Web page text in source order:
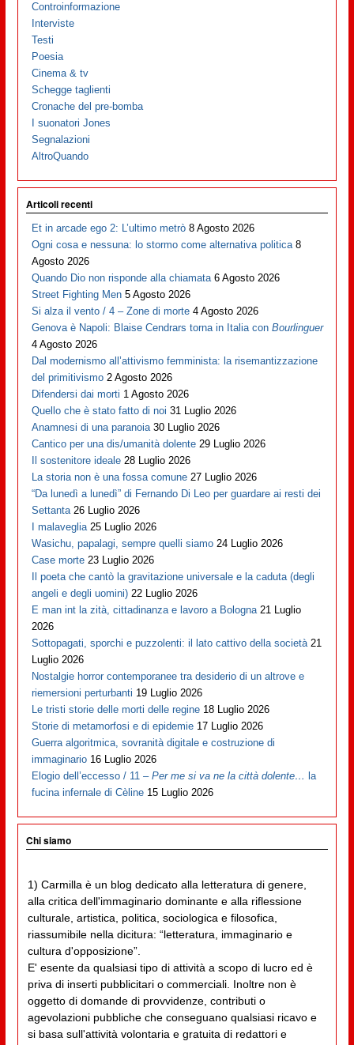
Controinformazione
Interviste
Testi
Poesia
Cinema & tv
Schegge taglienti
Cronache del pre-bomba
I suonatori Jones
Segnalazioni
AltroQuando
Articoli recenti
Et in arcade ego 2: L’ultimo metrò 8 Agosto 2026
Ogni cosa e nessuna: lo stormo come alternativa politica 8
Agosto 2026
Quando Dio non risponde alla chiamata 6 Agosto 2026
Street Fighting Men 5 Agosto 2026
Si alza il vento / 4 – Zone di morte 4 Agosto 2026
Genova è Napoli: Blaise Cendrars torna in Italia conBourlinguer
4 Agosto 2026
Dal modernismo all’attivismo femminista: la risemantizzazione
del primitivismo 2 Agosto 2026
Difendersi dai morti 1 Agosto 2026
Quello che è stato fatto di noi 31 Luglio 2026
Anamnesi di una paranoia 30 Luglio 2026
Cantico per una dis/umanità dolente 29 Luglio 2026
Il sostenitore ideale 28 Luglio 2026
La storia non è una fossa comune 27 Luglio 2026
“Da lunedì a lunedì” di Fernando Di Leo per guardare ai resti dei
Settanta 26 Luglio 2026
I malaveglia 25 Luglio 2026
Wasichu, papalagi, sempre quelli siamo 24 Luglio 2026
Case morte 23 Luglio 2026
Il poeta che cantò la gravitazione universale e la caduta (degli
angeli e degli uomini) 22 Luglio 2026
E man int la zità, cittadinanza e lavoro a Bologna 21 Luglio
2026
Sottopagati, sporchi e puzzolenti: il lato cattivo della società 21
Luglio 2026
Nostalgie horror contemporanee tra desiderio di un altrove e
riemersioni perturbanti 19 Luglio 2026
Le tristi storie delle morti delle regine 18 Luglio 2026
Storie di metamorfosi e di epidemie 17 Luglio 2026
Guerra algoritmica, sovranità digitale e costruzione di
immaginario 16 Luglio 2026
Elogio dell’eccesso / 11 –Per me si va ne la città dolente… la
fucina infernale di Cèline 15 Luglio 2026
Chi siamo
1) Carmilla è un blog dedicato alla letteratura di genere,
alla critica dell'immaginario dominante e alla riflessione
culturale, artistica, politica, sociologica e filosofica,
riassumibile nella dicitura: “letteratura, immaginario e
cultura d'opposizione”.
E' esente da qualsiasi tipo di attività a scopo di lucro ed è
priva di inserti pubblicitari o commerciali. Inoltre non è
oggetto di domande di provvidenze, contributi o
agevolazioni pubbliche che conseguano qualsiasi ricavo e
si basa sull'attività volontaria e gratuita di redattori e